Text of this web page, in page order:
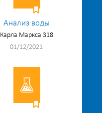
Анализ воды
Карла Маркса 318
01/12/2021